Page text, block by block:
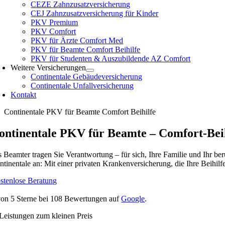
CEZE Zahnzusatzversicherung
CEJ Zahnzusatzversicherung für Kinder
PKV Premium
PKV Comfort
PKV für Ärzte Comfort Med
PKV für Beamte Comfort Beihilfe
PKV für Studenten & Auszubildende AZ Comfort
Weitere Versicherungen
Continentale Gebäudeversicherung
Continentale Unfallversicherung
Kontakt
Continentale PKV für Beamte Comfort Beihilfe
PKV für Beamte – Comfort-
Beamter tragen Sie Verantwortung – für sich, Ihre Familie und Ihr
an: Mit einer privaten Krankenversicherung, die Ihre
Beratung
5 Sterne bei 108 Bewertungen aufGoogle.
zum kleinen Preis